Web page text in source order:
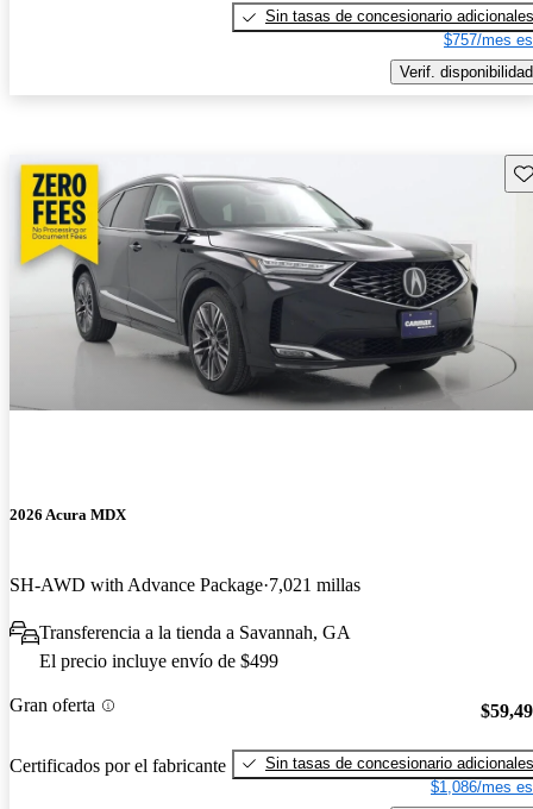
Sin tasas de concesionario adicionales
$757/mes
Verif. disponibilidad
2026 Acura MDX
SH-AWD with Advance Package 7,021 millas
Transferencia a la tienda a Savannah, GA
El precio incluye envío de $499
Gran oferta
Certificados por el fabricante
Sin tasas de concesionario adicionales
$1,086/mes